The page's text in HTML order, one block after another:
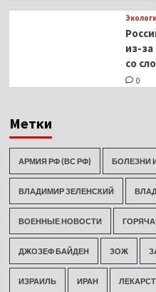
из-за
со
0
Метки
АРМИЯ РФ (ВС РФ) БОЛЕЗНИ
ВЛАДИМИР ЗЕЛЕНСКИЙ
ВОЕННЫЕ НОВОСТИ
ДЖОЗЕФ БАЙДЕН ЗОЖ
ИЗРАИЛЬ ИРАН